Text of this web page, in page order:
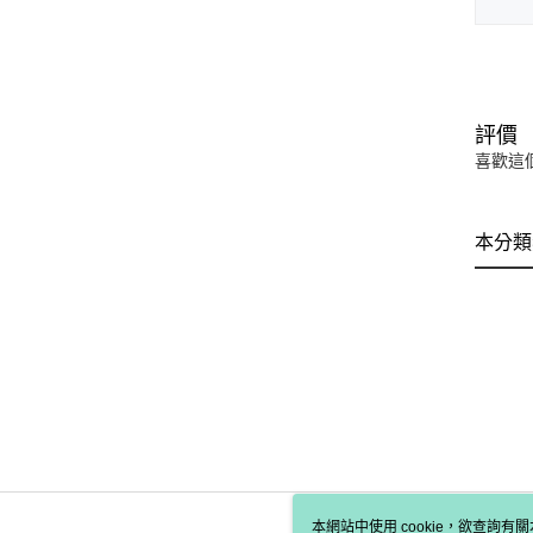
評價
喜歡這
本分
本網站中使用 cookie，欲查詢有